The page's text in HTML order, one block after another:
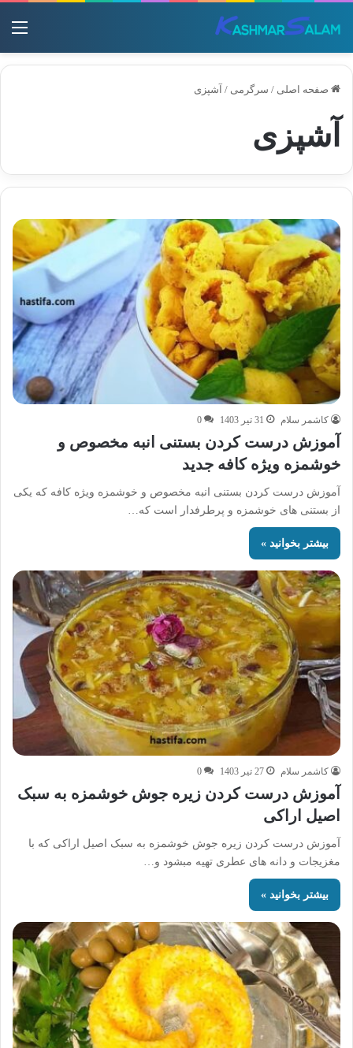
صفحه اصلی / سرگرمی / آشپزی
آشپزی
کاشمر سلام 31 تیر 1403 0
آموزش درست کردن بستنی انبه مخصوص و
خوشمزه ویژه کافه جدید
آموزش درست کردن بستنی انبه مخصوص و خوشمزه ویژه کافه که یکی
از بستنی های خوشمزه و پرطرفدار است که…
بیشتر بخوانید »
کاشمر سلام 27 تیر 1403 0
آموزش درست کردن زیره جوش خوشمزه به سبک
اصیل اراکی
آموزش درست کردن زیره جوش خوشمزه به سبک اصیل اراکی که با
مغزیجات و دانه های عطری تهیه مبشود و…
بیشتر بخوانید »